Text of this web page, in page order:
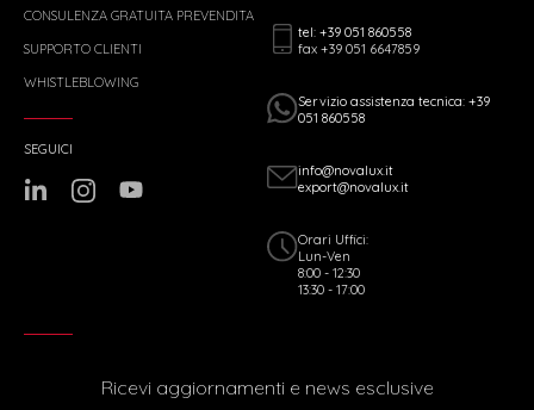
CONSULENZA GRATUITA PREVENDITA
SUPPORTO CLIENTI
WHISTLEBLOWING
tel: +39 051 860558
fax +39 051 6647859
Servizio assistenza tecnica: +39
051 860558
info@novalux.it
export@novalux.it
Orari Uffici:
Lun-Ven
8:00 - 12:30
13:30 - 17:00
SEGUICI
Ricevi aggiornamenti e news esclusive